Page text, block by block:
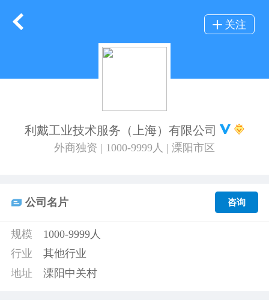
关注
利戴工业技术服务（上海）有限公司
外商独资 | 1000-9999人 | 溧阳市区
公司名片 咨询
规模
1000-9999人
行业
其他行业
地址
溧阳中关村